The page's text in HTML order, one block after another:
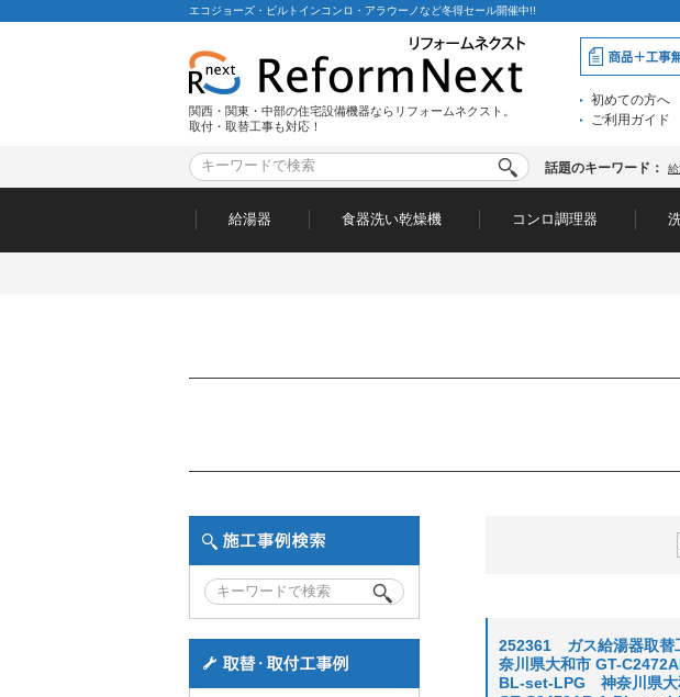
エコジョーズ・ビルトインコンロ・アラウーノなど冬得セール開催中!!
関西・関東・中部の住宅設備機器ならリフォームネクスト。
取付・取替工事も対応！
初めての方へ
ご利用ガイド
話題のキーワード：
給湯器 食器洗い乾燥機 コンロ調理器
252361 ガス給湯器取替
奈川県大和市 GT-
BL-set-LPG 神奈川県